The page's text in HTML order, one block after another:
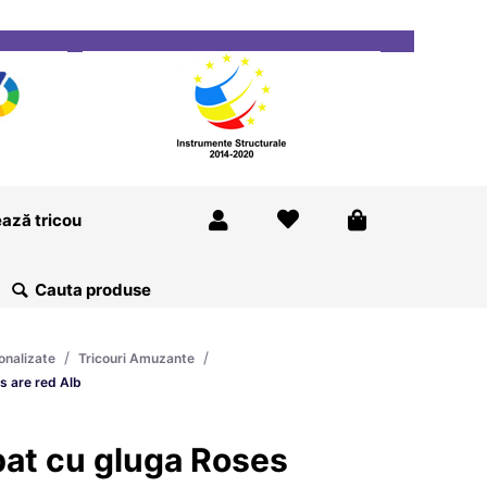
tricou
/ Tricouri Amuzante /
are red Alb
cu gluga Roses